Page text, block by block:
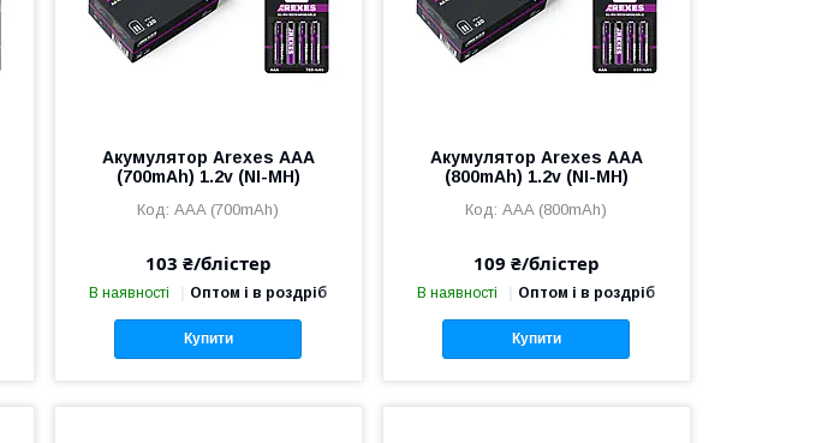
Акумулятор Arexes ААА
(700mAh) 1.2v (NI-MH)
AAA (700mAh)
103 ₴/блістер
В наявності Оптом і в роздріб
Купити
Акумулятор Arexes ААА
(800mAh) 1.2v (NI-MH)
AAA (800mAh)
109 ₴/блістер
В наявності Оптом і в роздріб
Купити